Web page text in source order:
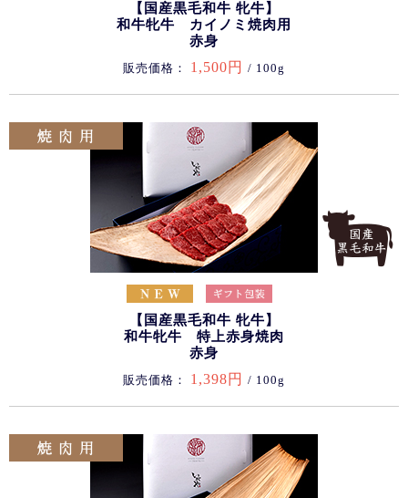
【国産黒毛和牛 牝牛】
和牛牝牛 カイノミ焼肉用
赤身
販売価格： 1,500円 / 100g
【国産黒毛和牛 牝牛】
和牛牝牛 特上赤身焼肉
赤身
販売価格： 1,398円 / 100g